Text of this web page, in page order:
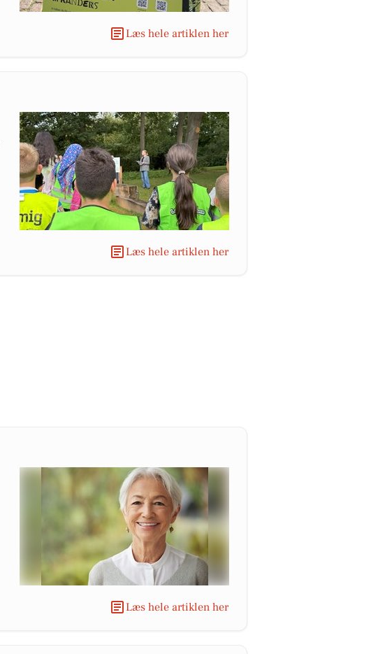
Læs hele artiklen her
Læs hele artiklen her
Læs hele artiklen her